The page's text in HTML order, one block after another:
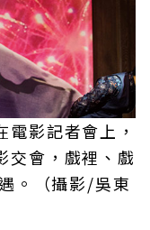
影記者會上，
交會，戲裡、戲
。（攝影/吳東